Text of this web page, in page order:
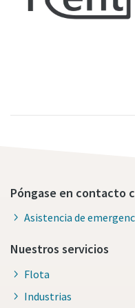
Póngase en contacto
Asistencia de
Nuestros servicios
Flota
Industrias